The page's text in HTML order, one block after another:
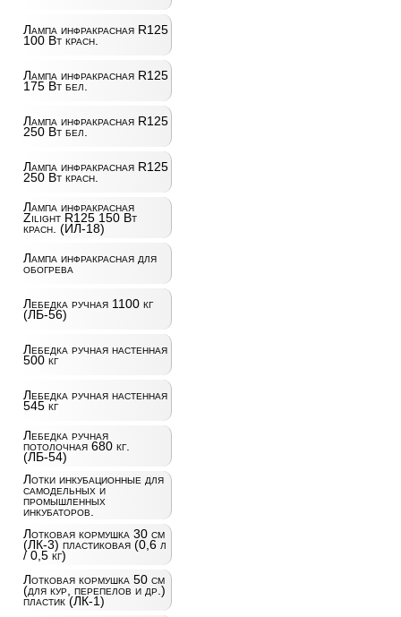
Лампа инфракрасная R125
100 Вт красн.
Лампа инфракрасная R125
175 Вт бел.
Лампа инфракрасная R125
250 Вт бел.
Лампа инфракрасная R125
250 Вт красн.
Лампа инфракрасная
Zilight R125 150 Вт
красн. (ИЛ-18)
Лампа инфракрасная для
обогрева
Лебедка ручная 1100 кг
(ЛБ-56)
Лебедка ручная настенная
500 кг
Лебедка ручная настенная
545 кг
Лебедка ручная
потолочная 680 кг.
(ЛБ-54)
Лотки инкубационные для
самодельных и
промышленных
инкубаторов.
Лотковая кормушка 30 см
(ЛК-3) пластиковая (0,6 л
/ 0,5 кг)
Лотковая кормушка 50 см
(для кур, перепелов и др.)
пластик (ЛК-1)